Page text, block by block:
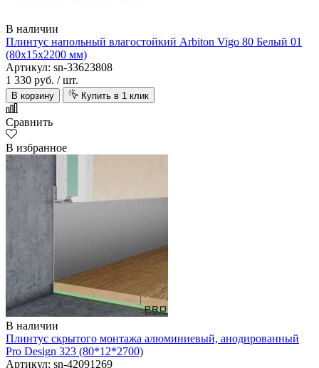
В наличии
Плинтус напольный влагостойкий Arbiton Vigo 80 Белый 01
(80х15х2200 мм)
Артикул: sn-33623808
1 330 руб. / шт.
В корзину Купить в 1 клик
Сравнить
В избранное
В наличии
Плинтус скрытого монтажа алюминиевый, анодированный
Pro Design 323 (80*12*2700)
Артикул: sn-42091269